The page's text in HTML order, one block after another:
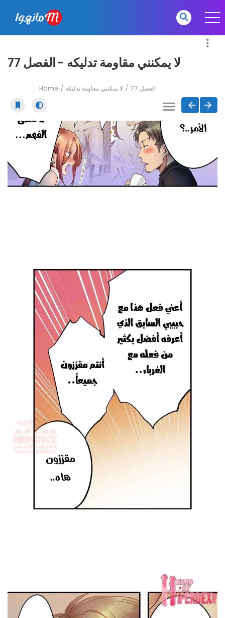
لا يمكنني مقاومة تدليكه - الفصل 77
Home لا يمكنني مقاومة تدليكه الفصل 77